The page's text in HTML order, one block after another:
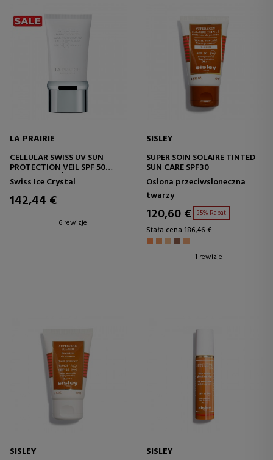
LA PRAIRIE
CELLULAR SWISS UV SUN
PROTECTION VEIL SPF 50
KREM NAWILŻAJĄCY Z
OCHRONĄ
PRZECIWSŁONECZNĄ
Swiss Ice Crystal
142,44 €
6 rewizje
SISLEY
SUPER SOIN SOLAIRE TINTED
SUN CARE SPF30
Oslona przeciwsloneczna
twarzy
120,60 € 35% Rabat
Stała cena 186,46 €
1 rewizje
SISLEY
SISLEY